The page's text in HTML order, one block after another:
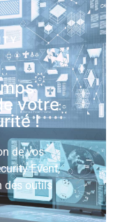
votre
!
de vos
Event,
des outils